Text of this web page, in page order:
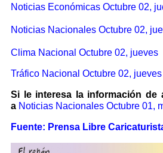
Noticias Económicas Octubre 02,
Noticias Nacionales Octubre 02,
Clima Nacional Octubre 02, jueves
Tráfico Nacional Octubre 02, jueves
Si le interesa la información de
a Noticias Nacionales Octubre 01,
Fuente: Prensa Libre